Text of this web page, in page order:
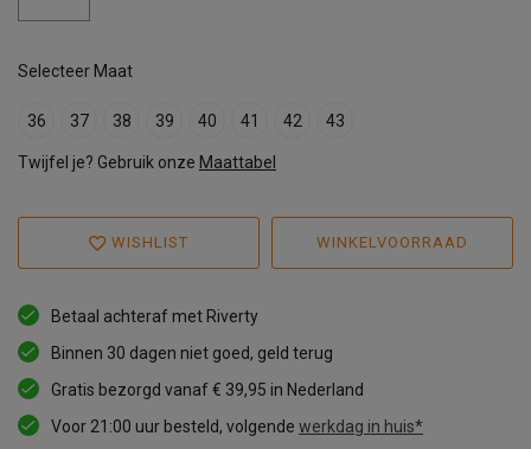
Selecteer Maat
36 37 38 39 40 41 42 43
Twijfel je? Gebruik onze Maattabel
WISHLIST WINKELVOORRAAD
Betaal achteraf met Riverty
Binnen 30 dagen niet goed, geld terug
Gratis bezorgd vanaf € 39,95 in Nederland
Voor 21:00 uur besteld, volgende werkdag in huis*